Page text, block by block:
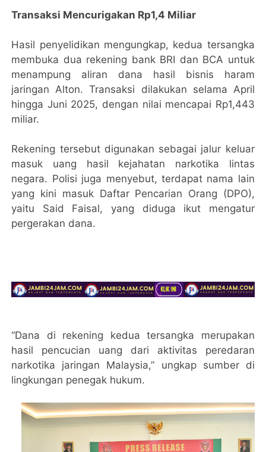
Transaksi Mencurigakan Rp1,4 Miliar
Hasil penyelidikan mengungkap, kedua tersangka
membuka dua rekening bank BRI dan BCA untuk
menampung aliran dana hasil bisnis haram
jaringan Alton. Transaksi dilakukan selama April
hingga Juni 2025, dengan nilai mencapai Rp1,443
miliar.
Rekening tersebut digunakan sebagai jalur keluar
masuk uang hasil kejahatan narkotika lintas
negara. Polisi juga menyebut, terdapat nama lain
yang kini masuk Daftar Pencarian Orang (DPO),
yaitu Said Faisal, yang diduga ikut mengatur
pergerakan dana.
“Dana di rekening kedua tersangka merupakan
hasil pencucian uang dari aktivitas peredaran
narkotika jaringan Malaysia,” ungkap sumber di
lingkungan penegak hukum.